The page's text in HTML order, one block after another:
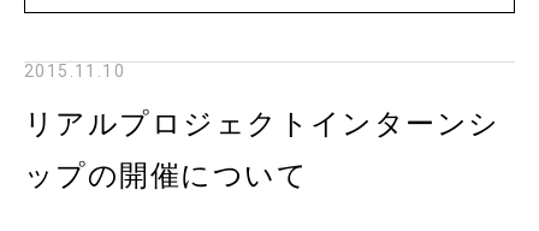
2015.11.10
リアルプロジェクトインターンシ
ップの開催について